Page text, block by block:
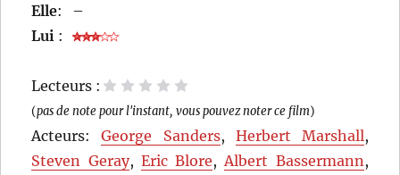
Elle:
–
Lui :
Lecteurs :
5 étoiles
4 étoiles
3 étoiles
2 étoiles
1 étoile
(pas de note pour l'instant, vous pouvez noter ce film)
Acteurs:George Sanders, Herbert Marshall,
Steven Geray, Eric Blore, Albert Bassermann ,